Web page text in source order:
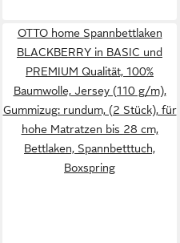
OTTO home Spannbettlaken
BLACKBERRY in BASIC und
PREMIUM Qualität, 100%
Baumwolle, Jersey (110 g/m),
Gummizug: rundum, (2 Stück), für
hohe Matratzen bis 28 cm,
Bettlaken, Spannbetttuch,
Boxspring